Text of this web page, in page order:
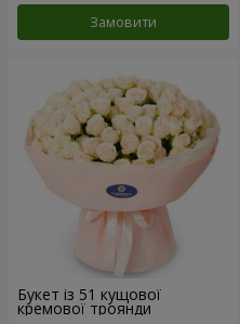
Замовити
Букет із 51 кущової
кремової троянди